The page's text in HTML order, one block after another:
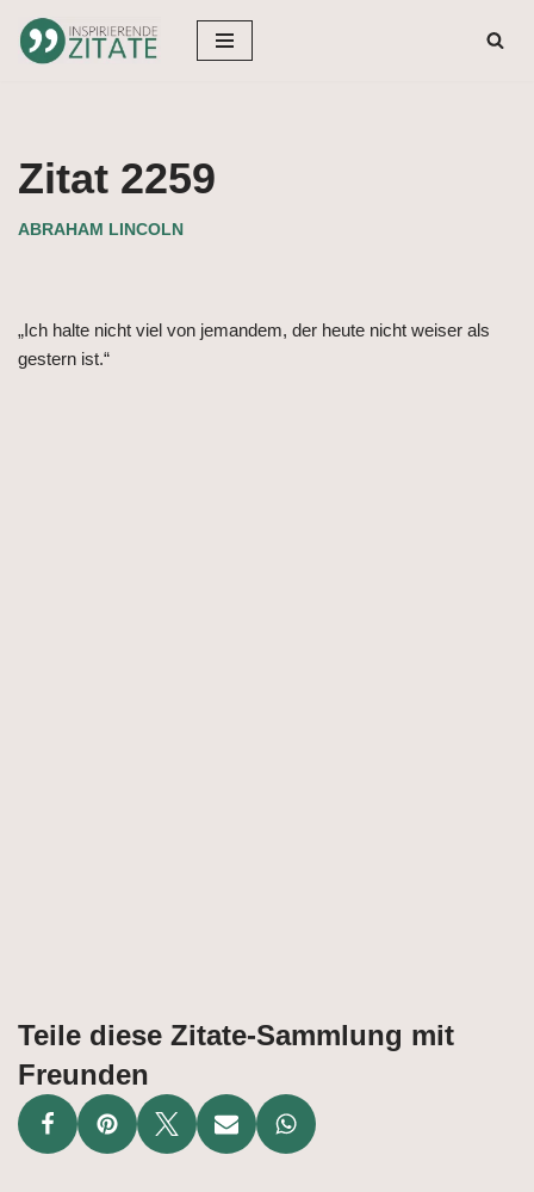
Zum
Zitat 2259
ABRAHAM LINCOLN
„Ich halte nicht viel von jemandem, der heute nicht weiser als
gestern ist.“
Teile diese Zitate-Sammlung mit
Freunden